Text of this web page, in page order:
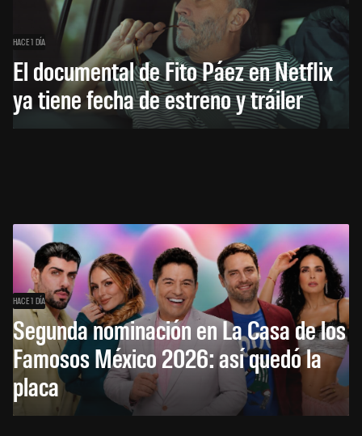
HACE 1 DÍA
El documental de Fito Páez en Netflix
ya tiene fecha de estreno y tráiler
HACE 1 DÍA
Segunda nominación en La Casa de los
Famosos México 2026: así quedó la
placa